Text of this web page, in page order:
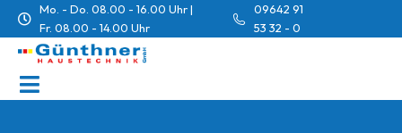
Mo. - Do. 08.00 - 16.00 Uhr |
Fr. 08.00 - 14.00 Uhr
09642 91
53 32 - 0